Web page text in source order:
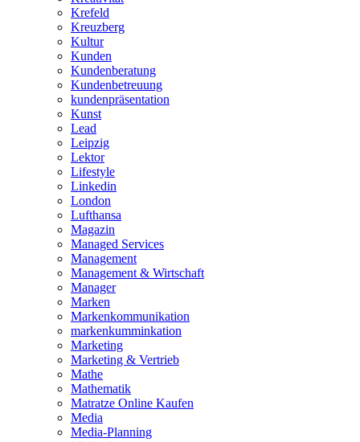
Krefeld
Kreuzberg
Kultur
Kunden
Kundenberatung
Kundenbetreuung
kundenpräsentation
Kunst
Lead
Leipzig
Lektor
Lifestyle
Linkedin
London
Lufthansa
Magazin
Managed Services
Management
Management & Wirtschaft
Manager
Marken
Markenkommunikation
markenkumminkation
Marketing
Marketing & Vertrieb
Mathe
Mathematik
Matratze Online Kaufen
Media
Media-Planning